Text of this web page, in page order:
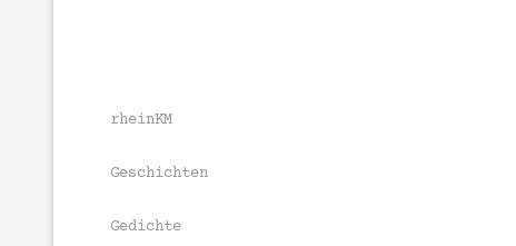
rheinKM
Geschichten
Gedichte